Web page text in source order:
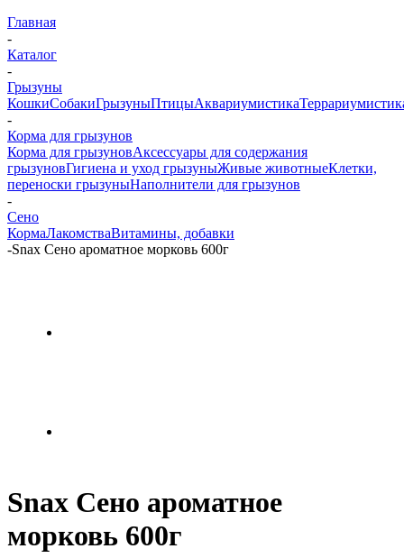
Главная
-
Каталог
-
Грызуны
КошкиСобакиГрызуныПтицыАквариумистика
-
Корма для грызунов
Корма для грызуновАксессуары для содержания
грызуновГигиена и уход грызуныЖивые животныеКлетки,
переноски грызуныНаполнители для грызунов
-
Сено
КормаЛакомстваВитамины, добавки
-Snax Сено ароматное морковь 600г
Snax Сено ароматное
морковь 600г